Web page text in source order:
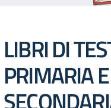
LIBRI DI
PRIMARIA